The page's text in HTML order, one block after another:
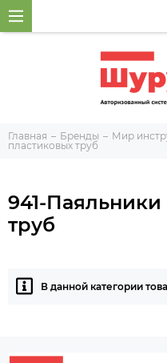
Главная Бренды Мир
пластиковых труб
941-
труб
В данной категории